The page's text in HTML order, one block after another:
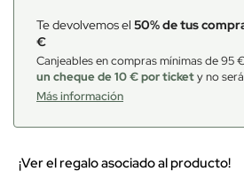
Te devolvemos el 50% de tus
€
Canjeables en compras mínimas de 95
un cheque de 10 € por tickety no
Más información
¡Ver el regalo asociado al producto!